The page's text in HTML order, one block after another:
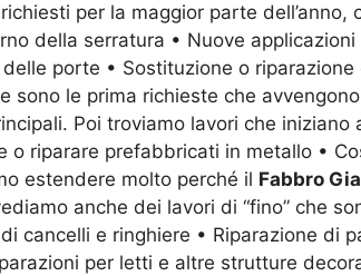
per la maggior parte dell’anno,
della serratura • Nuove
porte • Sostituzione o
le prima richieste che
Poi troviamo lavori che
o riparare prefabbricati in metallo •
estendere molto perché il Fabbro
anche dei lavori di “fino” che
cancelli e ringhiere • Riparazione di
per letti e altre strutture